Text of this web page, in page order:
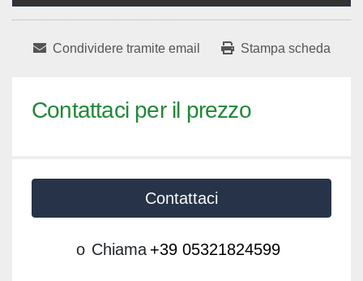
Condividere tramite email Stampa scheda
Contattaci per il prezzo
Contattaci
o Chiama +39 05321824599